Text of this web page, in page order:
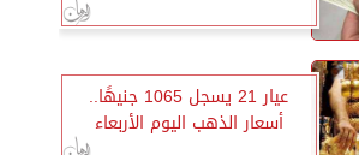
عيار 21 يسجل 1065 جنيهًا..
أسعار الذهب اليوم الأربعاء